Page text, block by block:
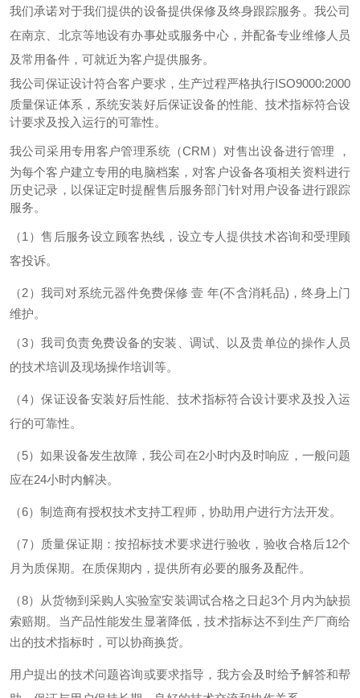
我们承诺对于我们提供的设备提供保修及终身跟踪服务。我公司
在南京、北京等地设有办事处或服务中心，并配备专业维修人员
及常用备件，可就近为客户提供服务。
我公司保证设计符合客户要求，生产过程严格执行ISO9000:2000
质量保证体系，系统安装好后保证设备的性能、技术指标符合设
计要求及投入运行的可靠性。
我公司采用专用客户管理系统（CRM）对售出设备进行管理 ，
为每个客户建立专用的电脑档案，对客户设备各项相关资料进行
历史记录，以保证定时提醒售后服务部门针对用户设备进行跟踪
服务。
（1）售后服务设立顾客热线，设立专人提供技术咨询和受理顾
客投诉。
（2） 我司对系统元器件免费保修 壹 年(不含消耗品)，终身上门
维护。
（3）我司负责免费设备的安装、调试、以及贵单位的操作人员
的技术培训及现场操作培训等。
（4）保证设备安装好后性能、技术指标符合设计要求及投入运
行的可靠性。
（5）如果设备发生故障，我公司在2小时内及时响应，一般问题
应在24小时内解决。
（6） 制造商有授权技术支持工程师，协助用户进行方法开发。
（7） 质量保证期：按招标技术要求进行验收，验收合格后12个
月为质保期。在质保期内，提供所有必要的服务及配件。
（8） 从货物到采购人实验室安装调试合格之日起3个月内为缺损
索赔期。当产品性能发生显著降低，技术指标达不到生产厂商给
出的技术指标时， 可以协商换货。
用户提出的技术问题咨询或要求指导，我方会及时给予解答和帮